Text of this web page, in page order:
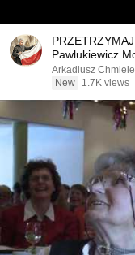
Pawlukiewicz
Arkadiusz
New
1.7K views